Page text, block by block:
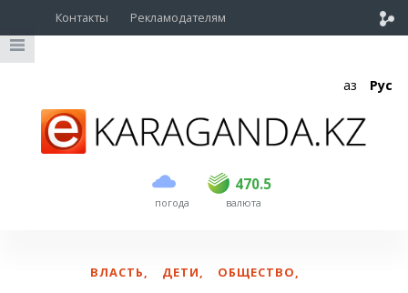
Контакты Рекламодателям
Қаз Рус
погода
470.5
USD 468.5 470.5
EUR валюта
ВЛАСТЬ, ДЕТИ, ОБЩЕСТВО,